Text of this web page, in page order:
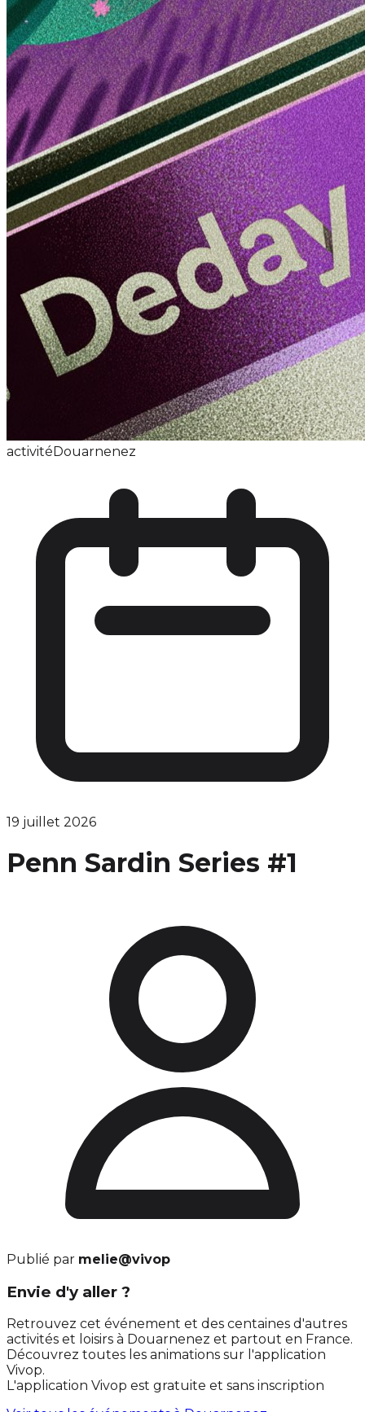
activitéDouarnenez
19 juillet 2026
Penn Sardin Series #1
Publié par melie@vivop
Envie d'y aller ?
Retrouvez cet événement et des centaines d'autres
activités et loisirs à Douarnenez et partout en France.
Découvrez toutes les animations sur l'application
Vivop.
L'application Vivop est gratuite et sans inscription